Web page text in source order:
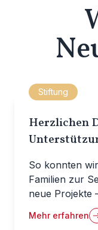
Stiftung
Herzlichen
So konnten
Familien zur
neue Projekte
Mehr erfahren